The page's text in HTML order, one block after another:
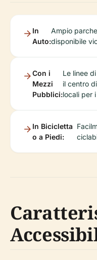
In
Auto:
Ampio
disponibile
Con i
Mezzi
Pubblici:
Le linee
il centro
locali per
In Bicicletta
o a Piedi: